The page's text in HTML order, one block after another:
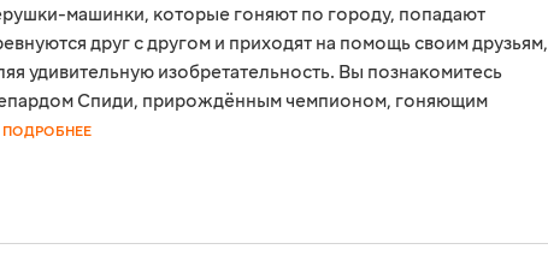
машинки, которые гоняют по городу, попадают
друг с другом и приходят на помощь своим друзьям,
удивительную изобретательность. Вы познакомитесь
Спиди, прирождённым чемпионом, гоняющим
ПОДРОБНЕЕ